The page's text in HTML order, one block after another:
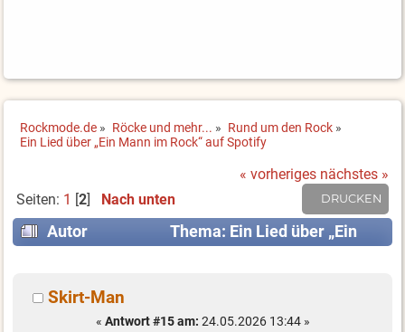
Rockmode.de » Röcke und mehr... » Rund um den Rock »
Ein Lied über „Ein Mann im Rock“ auf Spotify
« vorheriges nächstes »
DRUCKEN
Seiten: 1 [2] Nach unten
Autor
Thema: Ein Lied über „Ein
Skirt-Man
« Antwort #15 am: 24.05.2026 13:44 »